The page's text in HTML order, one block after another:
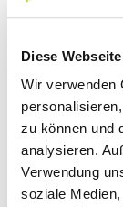
Diese
Wir verwenden
zu können und
analysieren.
Verwendung
soziale